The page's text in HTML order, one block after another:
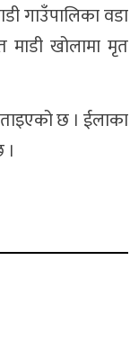
गाउँपालिका वडा
माडी खोलामा मृत
छ । ईलाका